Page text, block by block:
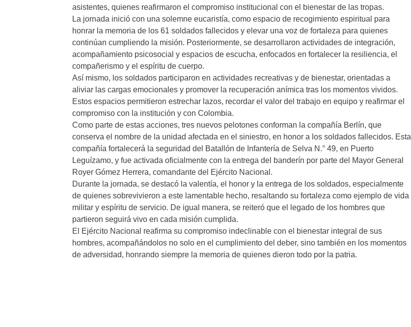
asistentes, quienes reafirmaron el compromiso institucional con el bienestar de las tropas.
La jornada inició con una solemne eucaristía, como espacio de recogimiento espiritual para
honrar la memoria de los 61 soldados fallecidos y elevar una voz de fortaleza para quienes
continúan cumpliendo la misión. Posteriormente, se desarrollaron actividades de integración,
acompañamiento psicosocial y espacios de escucha, enfocados en fortalecer la resiliencia, el
compañerismo y el espíritu de cuerpo.
Así mismo, los soldados participaron en actividades recreativas y de bienestar, orientadas a
aliviar las cargas emocionales y promover la recuperación anímica tras los momentos vividos.
Estos espacios permitieron estrechar lazos, recordar el valor del trabajo en equipo y reafirmar el
compromiso con la institución y con Colombia.
Como parte de estas acciones, tres nuevos pelotones conforman la compañía Berlín, que
conserva el nombre de la unidad afectada en el siniestro, en honor a los soldados fallecidos. Esta
compañía fortalecerá la seguridad del Batallón de Infantería de Selva N.° 49, en Puerto
Leguízamo, y fue activada oficialmente con la entrega del banderín por parte del Mayor General
Royer Gómez Herrera, comandante del Ejército Nacional.
Durante la jornada, se destacó la valentía, el honor y la entrega de los soldados, especialmente
de quienes sobrevivieron a este lamentable hecho, resaltando su fortaleza como ejemplo de vida
militar y espíritu de servicio. De igual manera, se reiteró que el legado de los hombres que
partieron seguirá vivo en cada misión cumplida.
El Ejército Nacional reafirma su compromiso indeclinable con el bienestar integral de sus
hombres, acompañándolos no solo en el cumplimiento del deber, sino también en los momentos
de adversidad, honrando siempre la memoria de quienes dieron todo por la patria.